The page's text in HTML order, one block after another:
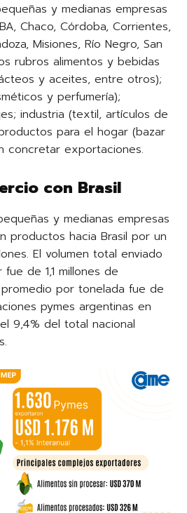
y medianas empresas
Chaco, Córdoba, Corrientes,
Misiones, Río Negro, San
rubros alimentos y bebidas
y aceites, entre otros);
y perfumería);
industria (textil, artículos de
para el hogar (bazar
concretar exportaciones.
con Brasil
y medianas empresas
productos hacia Brasil por un
El volumen total enviado
de 1,1 millones de
por tonelada fue de
pymes argentinas en
9,4% del total nacional